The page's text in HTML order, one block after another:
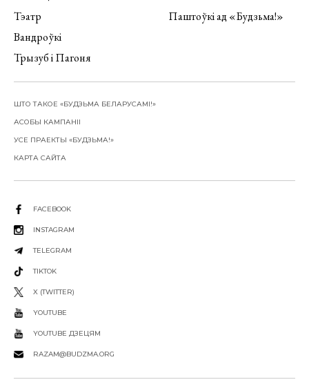
Тэатр
Вандроўкі
Трызуб і Пагоня
Паштоўкі ад «Будзьма!»
ШТО ТАКОЕ «БУДЗЬМА БЕЛАРУСАМІ!»
АСОБЫ КАМПАНІІ
УСЕ ПРАЕКТЫ «БУДЗЬМА!»
КАРТА САЙТА
FACEBOOK
INSTAGRAM
TELEGRAM
TIKTOK
X (TWITTER)
YOUTUBE
YOUTUBE ДЗЕЦЯМ
RAZAM@BUDZMA.ORG